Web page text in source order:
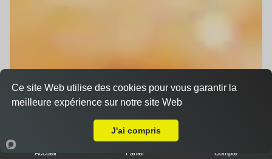
Accueil Panier Compte
Ce site Web utilise des cookies pour vous garantir la
meilleure expérience sur notre site Web
J'ai compris